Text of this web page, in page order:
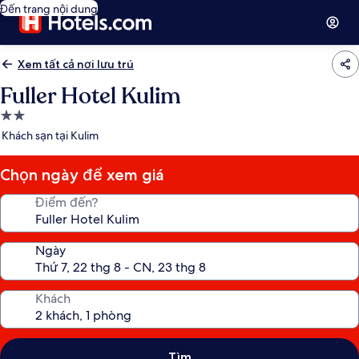
Đến trang nội dung
Xem tất cả nơi lưu trú
Fuller Hotel Kulim
Nơi
lưu
2.0
sao
Khách sạn tại Kulim
Chọn ngày để xem giá
Điểm đến?
Ngày
Khách